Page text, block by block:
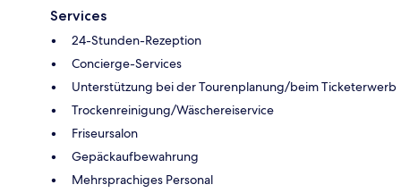
Services
24-Stunden-Rezeption
Concierge-Services
Unterstützung bei der Tourenplanung/beim Ticketerwerb
Trockenreinigung/Wäschereiservice
Friseursalon
Gepäckaufbewahrung
Mehrsprachiges Personal